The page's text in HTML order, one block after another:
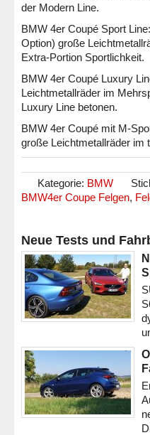
der Modern Line.
BMW 4er Coupé Sport
Option) große
Extra-Portion Sportlichkeit.
BMW 4er Coupé Luxury
Leichtmetallräder im
Luxury Line betonen.
BMW 4er Coupé mit M-
große Leichtmetallräder im
Kategorie: BMW
BMW4er Coupe Felgen,
Neue Tests und